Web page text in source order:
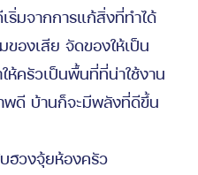
ริ่มจากการแก้สิ่งที่ทำได้
องเสีย จัดของให้เป็น
ห้ครัวเป็นพื้นที่ที่น่าใช้งาน
พดี บ้านก็จะมีพลังที่ดีขึ้น
ฮวงจุ้ยห้องครัว